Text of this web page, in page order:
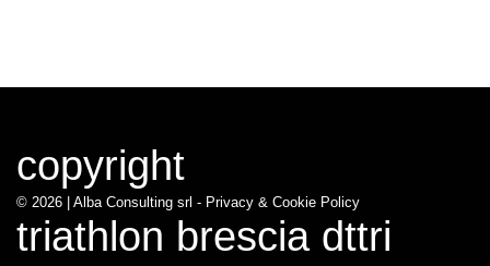
copyright
© 2026 | Alba Consulting srl - Privacy & Cookie Policy
triathlon brescia dttri